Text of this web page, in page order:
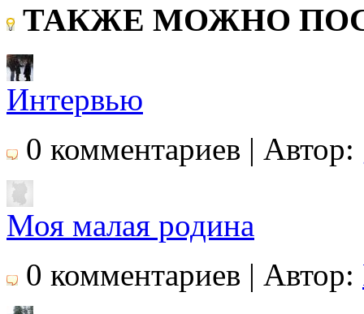
ТАКЖЕ МОЖНО
Интервью
0 комментариев | Автор:
Моя малая родина
0 комментариев | Автор: